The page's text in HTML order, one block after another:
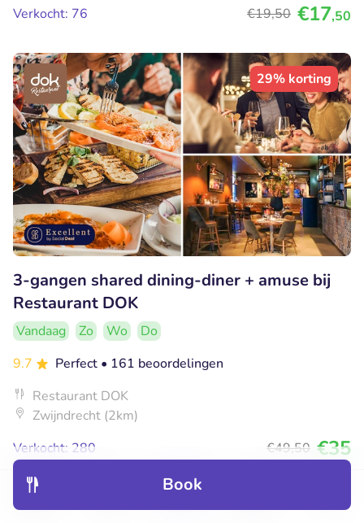
Book
Verkocht: 76
€19,50 €17,50
29% korting
3-gangen shared dining-diner + amuse bij
Restaurant DOK
Vandaag Zo Wo
Do
9.7
Perfect • 161 beoordelingen
Restaurant DOK
Zwijndrecht (2km)
Verkocht: 280
€49,50 €35
19% korting